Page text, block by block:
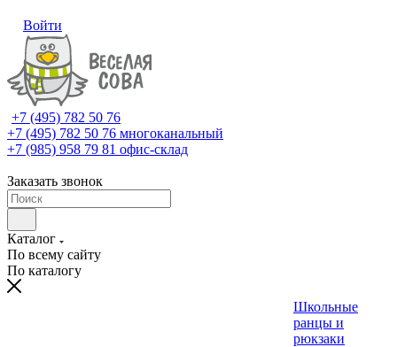
Войти
+7 (495) 782 50 76
+7 (495) 782 50 76 многоканальный
+7 (985) 958 79 81 офис-склад
Заказать звонок
Каталог
По всему сайту
По каталогу
Школьные
ранцы и
рюкзаки